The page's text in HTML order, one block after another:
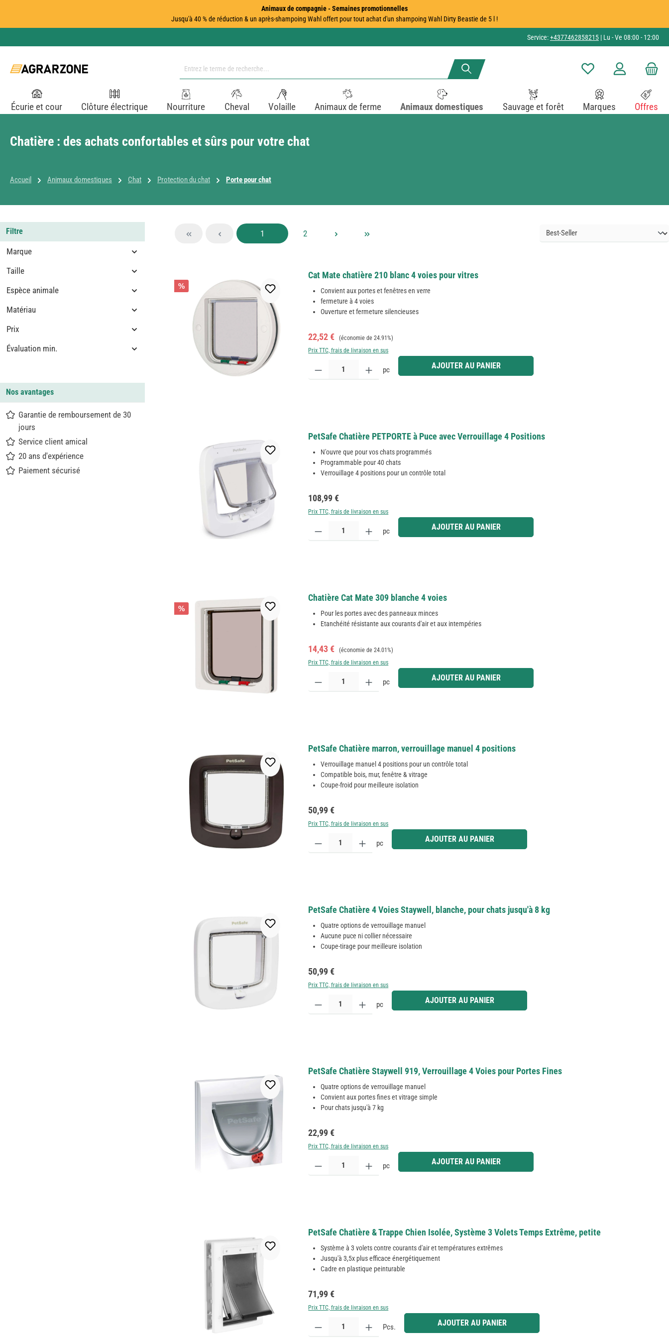
Animaux de compagnie - Semaines promotionnelles
Jusqu'à 40 % de réduction & un après-shampoing Wahl offert pour tout achat d'un shampoing Wahl Dirty Beastie de 5 l !
Service:+4377462858215 | Lu - Ve 08:00 - 12:00
Vous avez 0 articles dans
Écurie et cour Clôture électrique Nourriture Cheval Volaille Animaux de ferme Animaux domestiques Sauvage et forêt Marques Offres
Chatière : des achats confortables et sûrs pour votre chat
Accueil Animaux domestiques Chat Protection du chat Porte pour chat
Filtre
Marque
Taille
Espèce animale
Matériau
Prix
Évaluation min.
Nos avantages
Garantie de remboursement de 30
jours
Service client amical
20 ans d'expérience
Paiement sécurisé
Page
1 Page
2
%
Cat Mate chatière 210 blanc 4 voies pour vitres
Convient aux portes et fenêtres en verre
fermeture à 4 voies
Ouverture et fermeture silencieuses
Prix de vente :
22,52 € Prix régulier :
(économie de 24.91%)
Prix TTC, frais de livraison en sus
Quantité de produit : Entrez la quantité souhaitée ou utilisez les boutons pour augmenter ou diminuer la quantité.
pc AJOUTER AU PANIER
PetSafe Chatière PETPORTE à Puce avec Verrouillage 4 Positions
N'ouvre que pour vos chats programmés
Programmable pour 40 chats
Verrouillage 4 positions pour un contrôle total
Prix régulier :
108,99 €
Prix TTC, frais de livraison en sus
Quantité de produit : Entrez la quantité souhaitée ou utilisez les boutons pour augmenter ou diminuer la quantité.
pc AJOUTER AU PANIER
%
Chatière Cat Mate 309 blanche 4 voies
Pour les portes avec des panneaux minces
Etanchéité résistante aux courants d'air et aux intempéries
Prix de vente :
14,43 € Prix régulier :
(économie de 24.01%)
Prix TTC, frais de livraison en sus
Quantité de produit : Entrez la quantité souhaitée ou utilisez les boutons pour augmenter ou diminuer la quantité.
pc AJOUTER AU PANIER
PetSafe Chatière marron, verrouillage manuel 4 positions
Verrouillage manuel 4 positions pour un contrôle total
Compatible bois, mur, fenêtre & vitrage
Coupe-froid pour meilleure isolation
Prix régulier :
50,99 €
Prix TTC, frais de livraison en sus
Quantité de produit : Entrez la quantité souhaitée ou utilisez les boutons pour augmenter ou diminuer la quantité.
pc AJOUTER AU PANIER
PetSafe Chatière 4 Voies Staywell, blanche, pour chats jusqu'à 8 kg
Quatre options de verrouillage manuel
Aucune puce ni collier nécessaire
Coupe-tirage pour meilleure isolation
Prix régulier :
50,99 €
Prix TTC, frais de livraison en sus
Quantité de produit : Entrez la quantité souhaitée ou utilisez les boutons pour augmenter ou diminuer la quantité.
pc AJOUTER AU PANIER
PetSafe Chatière Staywell 919, Verrouillage 4 Voies pour Portes Fines
Quatre options de verrouillage manuel
Convient aux portes fines et vitrage simple
Pour chats jusqu'à 7 kg
Prix régulier :
22,99 €
Prix TTC, frais de livraison en sus
Quantité de produit : Entrez la quantité souhaitée ou utilisez les boutons pour augmenter ou diminuer la quantité.
pc AJOUTER AU PANIER
PetSafe Chatière & Trappe Chien Isolée, Système 3 Volets Temps Extrême, petite
Système à 3 volets contre courants d'air et températures extrêmes
Jusqu'à 3,5x plus efficace énergétiquement
Cadre en plastique peinturable
Prix régulier :
71,99 €
Prix TTC, frais de livraison en sus
Quantité de produit : Entrez la quantité souhaitée ou utilisez les boutons pour augmenter ou diminuer la quantité.
Pcs. AJOUTER AU PANIER